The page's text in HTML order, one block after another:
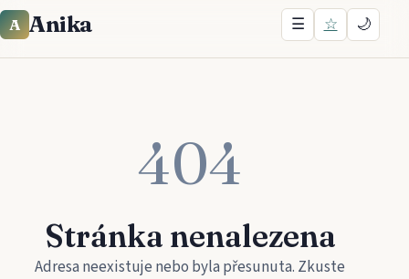
A Anika ☰ ☆ 🌙
404
Stránka nenalezena
Adresa neexistuje nebo byla přesunuta. Zkuste